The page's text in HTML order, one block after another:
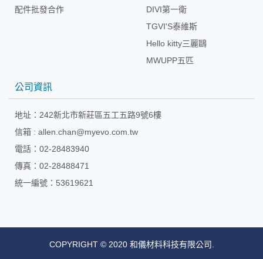
配件批發合作
DIVI第一衛
TGVI'S泰維斯
Hello kitty三麗鷗
MWUPP五匹
公司資訊
地址： 242新北市新莊區五工五路9號6樓
信箱 : allen.chan@myevo.com.tw
電話：02-28483940
傳真：02-28488471
統一編號：53619621
COPYRIGHT © 2020 和儀材料科技有限公司.